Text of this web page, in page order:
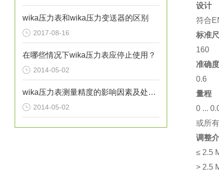
wika压力表和wika压力变送器的区别
2017-08-16
在哪些情况下wika压力表应停止使用？
2014-05-02
wika压力表测量精度的影响因素及处理方法分析
2014-05-02
设计
符合
标准
160
准确
0.6
量程
0 ...
或所
调整
≤ 2.5
> 2.5